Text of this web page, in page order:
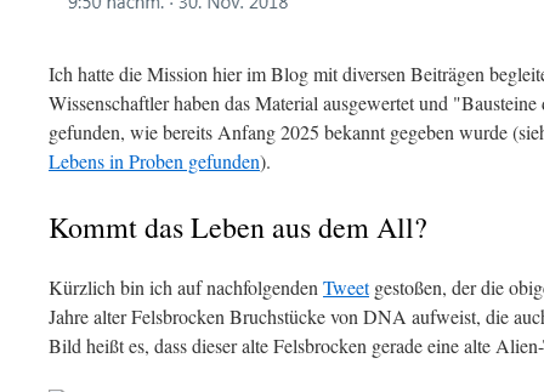
Ich hatte die Mission hier im Blog mit diversen Beiträgen
Wissenschaftler haben das Material ausgewertet und
gefunden, wie bereits Anfang 2025 bekannt gegeben wurde
Lebens in Proben gefunden).
Kommt das Leben aus dem All?
Kürzlich bin ich auf nachfolgenden Tweetgestoßen, der die
Jahre alter Felsbrocken Bruchstücke von DNA aufweist, die
Bild heißt es, dass dieser alte Felsbrocken gerade eine alte